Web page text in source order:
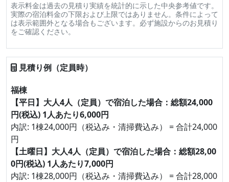
表示料金は過去の見積り実績を統計的に示した中央参考値です。
実際の宿泊料金の下限および上限ではありません。条件によって
は表示範囲外となる場合もございます。必ず施設からのお見積り
をご確認ください。
見積り例（定員時）
福棟
【平日】大人4人（定員）で宿泊した場合：総額24,000
円(税込) 1人あたり6,000円
内訳: 1棟24,000円（税込み・清掃費込み） = 合計24,000
円
【土曜日】大人4人（定員）で宿泊した場合：総額28,00
0円(税込) 1人あたり7,000円
内訳: 1棟28,000円（税込み・清掃費込み） = 合計28,000